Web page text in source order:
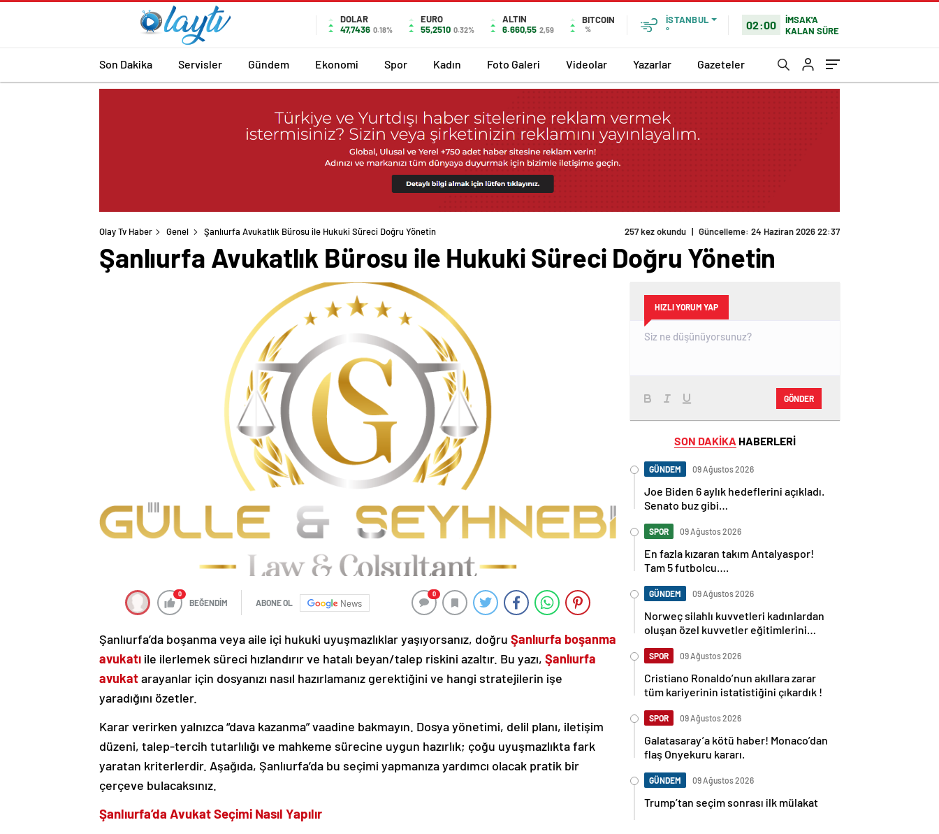
DOLAR
47,7436 0.18%
EURO
55,2510 0.32%
ALTIN
6.660,55 2,59
BITCOIN
%
İSTANBUL
°
02:00
İMSAK'A
KALAN SÜRE
Son Dakika Servisler Gündem Ekonomi Spor Kadın Foto Galeri Videolar Yazarlar Gazeteler
Olay Tv Haber Genel Şanlıurfa Avukatlık Bürosu ile Hukuki Süreci Doğru Yönetin 257 kez okundu | Güncelleme: 24 Haziran 2026 22:37
Şanlıurfa Avukatlık Bürosu ile Hukuki Süreci Doğru Yönetin
0
BEĞENDİM ABONE OL News
0
Şanlıurfa’da boşanma veya aile içi hukuki uyuşmazlıklar yaşıyorsanız, doğru Şanlıurfa boşanma
avukatı ile ilerlemek süreci hızlandırır ve hatalı beyan/talep riskini azaltır. Bu yazı, Şanlıurfa
avukatarayanlar için dosyanızı nasıl hazırlamanız gerektiğini ve hangi stratejilerin işe
yaradığını özetler.
Karar verirken yalnızca “dava kazanma” vaadine bakmayın. Dosya yönetimi, delil planı, iletişim
düzeni, talep-tercih tutarlılığı ve mahkeme sürecine uygun hazırlık; çoğu uyuşmazlıkta fark
yaratan kriterlerdir. Aşağıda, Şanlıurfa’da bu seçimi yapmanıza yardımcı olacak pratik bir
çerçeve bulacaksınız.
Şanlıurfa’da Avukat Seçimi Nasıl Yapılır
HIZLI YORUM YAP
GÖNDER
SON DAKİKA HABERLERİ
GÜNDEM 09 Ağustos 2026
Joe Biden 6 aylık hedeflerini açıkladı.
Senato buz gibi…
SPOR 09 Ağustos 2026
En fazla kızaran takım Antalyaspor!
Tam 5 futbolcu….
GÜNDEM 09 Ağustos 2026
Norweç silahlı kuvvetleri kadınlardan
oluşan özel kuvvetler eğitimlerini
SPOR 09 Ağustos 2026
Cristiano Ronaldo’nun akıllara zarar
tüm kariyerinin istatistiğini çıkardık !
SPOR 09 Ağustos 2026
Galatasaray’a kötü haber! Monaco’dan
flaş Onyekuru kararı.
GÜNDEM 09 Ağustos 2026
Trump’tan seçim sonrası ilk mülakat